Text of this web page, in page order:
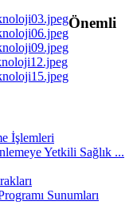
Önemli
İşlemleri
Yetkili Sağlık ...
Sunumları